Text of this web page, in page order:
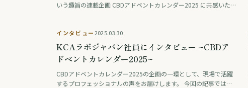
いう趣旨の連載企画 CBDアドベントカレンダー2025 に共感いた
インタビュー2025.03.30
KCAラボジャパン社員にインタビュー ~CBDア
ドベントカレンダー2025~
CBDアドベントカレンダー2025の企画の一環として、現場で活躍
するプロフェッショナルの声をお届けします。 今回の記事では、